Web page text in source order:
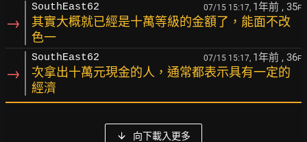
→
SouthEast62 07/15 15:17, 1年前 , 35F
其實大概就已經是十萬等級的金額了，能面不改
色一
→
SouthEast62 07/15 15:17, 1年前 , 36F
次拿出十萬元現金的人，通常都表示具有一定的
經濟
向下載入更多